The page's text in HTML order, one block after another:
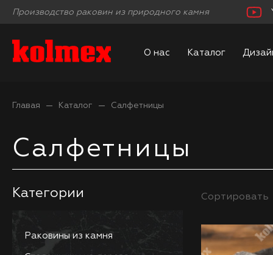
Производство раковин из природного камня
О нас Каталог
Главая Каталог Салфетницы
Салфетницы
Категории
Раковины из камня
Сортировать